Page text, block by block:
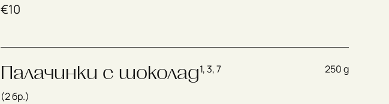
€10
Палачинки с шоколад1, 3, 7 250 g
(2 бр.)